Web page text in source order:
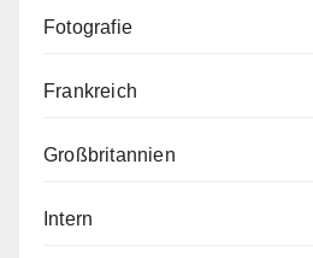
Fotografie
Frankreich
Großbritannien
Intern